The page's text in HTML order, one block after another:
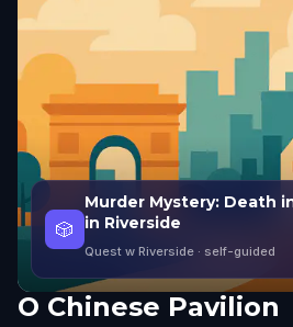
🎲
Murder Mystery: Death
in Riverside
Quest w Riverside · self-guided
O Chinese Pavilion